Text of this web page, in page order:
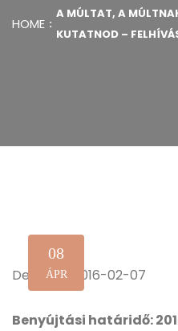
HOME
A MÚLTAT, A
KUTATNOD –
08
ÁPR
Deadline: 2016-02-07
Benyújtási határidő: